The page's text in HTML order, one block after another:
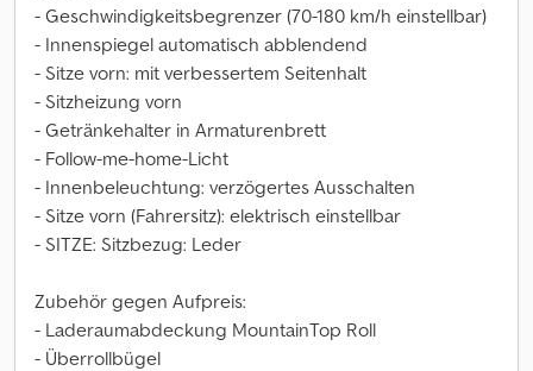
- Geschwindigkeitsbegrenzer (70-180 km/h einstellbar)
- Innenspiegel automatisch abblendend
- Sitze vorn: mit verbessertem Seitenhalt
- Sitzheizung vorn
- Getränkehalter in Armaturenbrett
- Follow-me-home-Licht
- Innenbeleuchtung: verzögertes Ausschalten
- Sitze vorn (Fahrersitz): elektrisch einstellbar
- SITZE: Sitzbezug: Leder
Zubehör gegen Aufpreis:
- Laderaumabdeckung MountainTop Roll
- Überrollbügel